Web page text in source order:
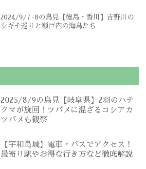
2024/9/7-8の鳥見【徳島・香川】吉野川の
シギチ巡りと瀬戸内の海鳥たち
2025/8/9の鳥見【岐阜県】2羽のハチ
クマが旋回！ツバメに混ざるコシアカ
ツバメも観察
【宇和島城】電車・バスでアクセス！
最寄り駅やお得な行き方など徹底解説